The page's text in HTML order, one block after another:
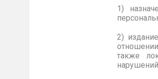
1)
2)
также